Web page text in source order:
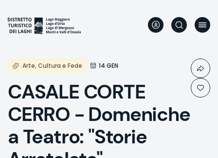
main
content
Arte, Cultura e Fede 14 GEN
CASALE CORTE
CERRO - Domeniche
a Teatro: "Storie